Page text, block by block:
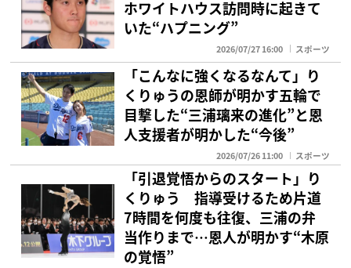
ホワイトハウス訪問時に起きて
いた“ハプニング”
2026/07/27 16:00 スポーツ
「こんなに強くなるなんて」り
くりゅうの恩師が明かす五輪で
目撃した“三浦璃来の進化”と恩
人支援者が明かした“今後”
2026/07/26 11:00 スポーツ
「引退覚悟からのスタート」り
くりゅう 指導受けるため片道
7時間を何度も往復、三浦の弁
当作りまで…恩人が明かす“木原
の覚悟”